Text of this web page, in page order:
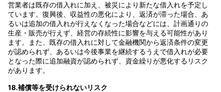
営業者は既存の借入れに加え、被災により新たな借入れを予定し
ています。復興後、収益性の悪化により、返済が滞った場合、あ
るいは追加の借入れが行えなくなった場合などには、計画通りの
生産・販売が行えず、経営の存続性に影響を与える可能性があり
ます。また、既存の借入れに対して金融機関から返済条件の変更
が認められず、あるいは今後事業を継続するうえで借入れが必要
となった際に追加融資が認められず、資金繰りが悪化するリスク
があります。
18.補償等を受けられないリスク